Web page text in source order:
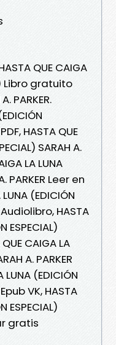
QUE CAIGA
Libro gratuito
PARKER.
HASTA QUE
SARAH A.
LA LUNA
PARKER Leer en
(EDICIÓN
Audiolibro, HASTA
ESPECIAL)
QUE CAIGA LA
A. PARKER
LUNA (EDICIÓN
Epub VK, HASTA
ESPECIAL)
gratis